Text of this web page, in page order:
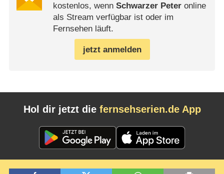
kostenlos, wenn Schwarzer Peteronline
als Stream verfügbar ist oder im
Fernsehen läuft.
jetzt anmelden
Hol dir jetzt die fernsehserien.de App